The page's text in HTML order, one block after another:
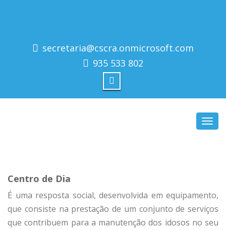
secretaria@cscra.onmicrosoft.com
935 533 802
Centro de Dia
É uma resposta social, desenvolvida em equipamento,
que consiste na prestação de um conjunto de serviços
que contribuem para a manutenção dos idosos no seu